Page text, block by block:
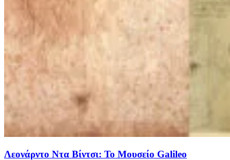
Λεονάρντο Ντα Βίντσι: Το Μουσείο Galileo